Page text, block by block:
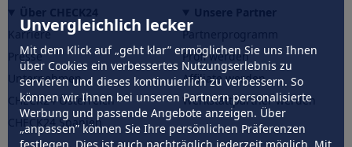
Unvergleichlich lecker
Mit dem Klick auf „geht klar” ermöglichen Sie uns Ihnen
über Cookies ein verbessertes Nutzungserlebnis zu
servieren und dieses kontinuierlich zu verbessern. So
können wir Ihnen bei unseren Partnern personalisierte
Werbung und passende Angebote anzeigen. Über
„anpassen” können Sie Ihre persönlichen Präferenzen
festlegen. Dies ist auch nachträglich jederzeit möglich. Mit
Karriere
Presse
Unternehmen
CHECK24 Österreich
CHECK24 Spanien
Partnerprogramm
Profi werden
Affiliate werden
Werkstattpartner werden